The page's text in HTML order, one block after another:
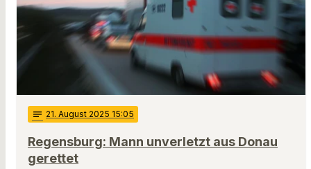
notes 21. August 2025 15:05
Regensburg: Mann unverletzt aus Donau
gerettet